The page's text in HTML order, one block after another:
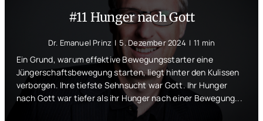
#11 Hunger nach Gott
Dr. Emanuel Prinz | 5. Dezember 2024 | 11 min
Ein Grund, warum effektive Bewegungsstarter eine
Jüngerschaftsbewegung starten, liegt hinter den Kulissen
verborgen. Ihre tiefste Sehnsucht war Gott. Ihr Hunger
nach Gott war tiefer als ihr Hunger nach einer Bewegung...